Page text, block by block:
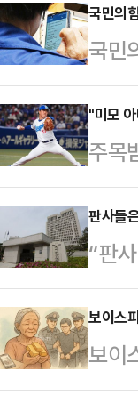
향한
기술
본부
에서
국감
에
국민의
국민
기관
에
하며
은
등의
원은
에
"미모
주목
일
주고
취를
상황
혼해
미디
팬
판사들
“판
고
가요
치
겸
보이스
보이
덕분